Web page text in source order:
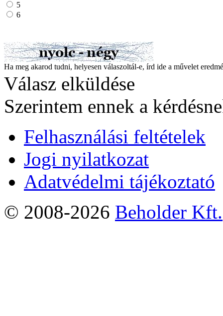
5
6
Ha meg akarod tudni, helyesen válaszoltál-e, írd ide a művelet
Válasz elküldése
Szerintem ennek a
Felhasználási feltételek
Jogi nyilatkozat
Adatvédelmi tájékoztató
© 2008-2026 Beholder Kft.